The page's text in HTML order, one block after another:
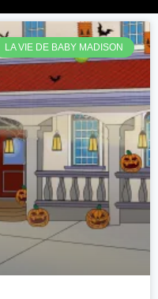
LA VIE DE BABY MADISON